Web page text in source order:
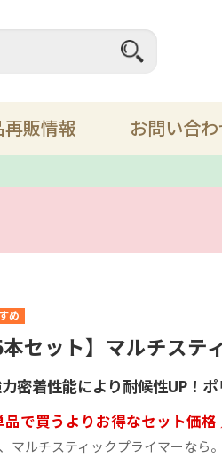
全ての商品を見
再販情報 お問い合
本セット】マルチステ
密着性能により耐候性UP！
品で買うよりお得なセット価格
マルチスティックプライマーなら。